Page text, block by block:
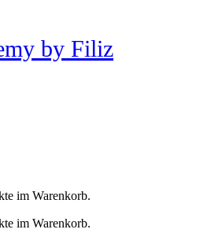
im Warenkorb.
im Warenkorb.